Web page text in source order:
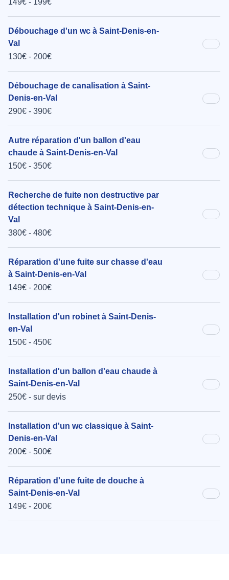
149€ - 199€
Débouchage d'un wc à Saint-Denis-en-
Val
130€ - 200€
Débouchage de canalisation à Saint-
Denis-en-Val
290€ - 390€
Autre réparation d'un ballon d'eau
chaude à Saint-Denis-en-Val
150€ - 350€
Recherche de fuite non destructive par
détection technique à Saint-Denis-en-
Val
380€ - 480€
Réparation d'une fuite sur chasse d'eau
à Saint-Denis-en-Val
149€ - 200€
Installation d'un robinet à Saint-Denis-
en-Val
150€ - 450€
Installation d'un ballon d'eau chaude à
Saint-Denis-en-Val
250€ - sur devis
Installation d'un wc classique à Saint-
Denis-en-Val
200€ - 500€
Réparation d'une fuite de douche à
Saint-Denis-en-Val
149€ - 200€